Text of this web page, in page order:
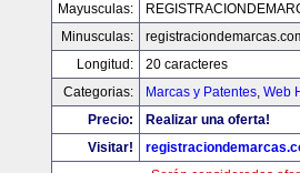
Mayusculas:
Minusculas:
Longitud:
20 caracteres
Categorias:
Marcas y Patentes, Web
Precio:
Realizar una oferta!
Visitar!